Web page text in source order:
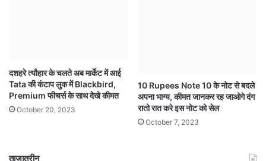
दशहरे त्यौहार के चलते अब मार्केट में आई
Tata की कंटाप लुक में Blackbird,
Premium फीचर्स के साथ देखे कीमत
October 20, 2023
10 Rupees Note 10 के नोट से बदले
अपना भाग्य, कीमत जानकर रह जाओगे दंग
रातो रात करे इस नोट को सेल
October 7, 2023
ताजातरीन